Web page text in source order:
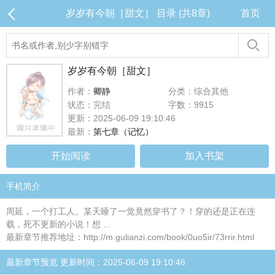
岁岁有今朝［甜文］ 目录 (共8章) 首页
岁岁有今朝［甜文］
作者： 卿静
分类：综合其他
状态：完结
字数：9915
更新：2025-06-09 19:10:46
最新： 第七章（记忆）
开始阅读 加入书架
手机简介
周延，一个打工人。某天睡了一觉竟然穿书了？！穿的还是正在连
载，死不更新的小说！想 ...
最新章节推荐地址：http://m.gulianzi.com/book/0uo5ir/73rrir.html
最新章节预览 更新时间：2025-06-09 19:10:46